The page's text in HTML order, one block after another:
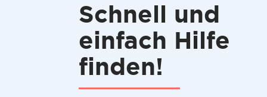
Schnell und
einfach Hilfe
finden!